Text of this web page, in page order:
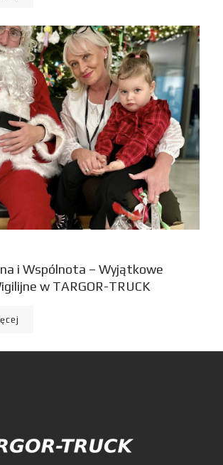
i Wspólnota – Wyjątkowe
w TARGOR-TRUCK